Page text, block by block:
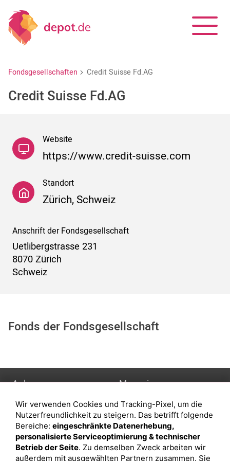
Fondsgesellschaften Credit Suisse Fd.AG
Credit Suisse Fd.AG
Website
https://www.credit-suisse.com
Standort
Zürich, Schweiz
Anschrift der Fondsgesellschaft
Uetlibergstrasse 231
8070 Zürich
Schweiz
Fonds der Fondsgesellschaft
Anlage
Depot eröffnen
Depot vergleichen
Junior Depot
Top-Seller-Fonds
Magazin
Was sind sind ETFs?
Sparplan Vorteile
Was ist ein Fonds?
Wir verwenden Cookies und Tracking-Pixel, um die
Nutzerfreundlichkeit zu steigern. Das betrifft folgende
Bereiche: eingeschränkte Datenerhebung,
personalisierte Serviceoptimierung & technischer
Betrieb der Seite. Zu demselben Zweck arbeiten wir
außerdem mit ausgewählten Partnern zusammen. Sie